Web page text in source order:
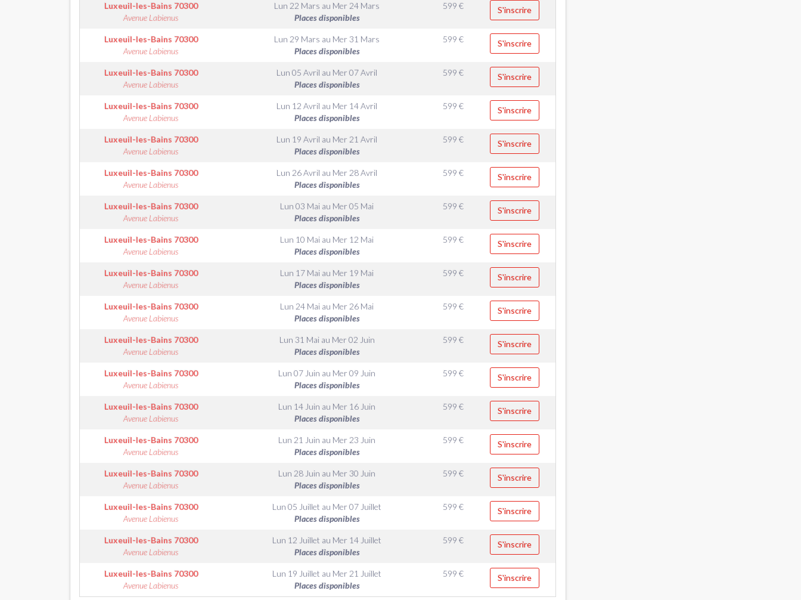
Luxeuil-les-Bains 70300
Avenue Labienus
Lun 22 Mars au Mer 24 Mars
Places disponibles
599 € S'inscrire
Luxeuil-les-Bains 70300
Avenue Labienus
Lun 29 Mars au Mer 31 Mars
Places disponibles
599 € S'inscrire
Luxeuil-les-Bains 70300
Avenue Labienus
Lun 05 Avril au Mer 07 Avril
Places disponibles
599 € S'inscrire
Luxeuil-les-Bains 70300
Avenue Labienus
Lun 12 Avril au Mer 14 Avril
Places disponibles
599 € S'inscrire
Luxeuil-les-Bains 70300
Avenue Labienus
Lun 19 Avril au Mer 21 Avril
Places disponibles
599 € S'inscrire
Luxeuil-les-Bains 70300
Avenue Labienus
Lun 26 Avril au Mer 28 Avril
Places disponibles
599 € S'inscrire
Luxeuil-les-Bains 70300
Avenue Labienus
Lun 03 Mai au Mer 05 Mai
Places disponibles
599 € S'inscrire
Luxeuil-les-Bains 70300
Avenue Labienus
Lun 10 Mai au Mer 12 Mai
Places disponibles
599 € S'inscrire
Luxeuil-les-Bains 70300
Avenue Labienus
Lun 17 Mai au Mer 19 Mai
Places disponibles
599 € S'inscrire
Luxeuil-les-Bains 70300
Avenue Labienus
Lun 24 Mai au Mer 26 Mai
Places disponibles
599 € S'inscrire
Luxeuil-les-Bains 70300
Avenue Labienus
Lun 31 Maiau Mer 02 Juin
Places disponibles
599 € S'inscrire
Luxeuil-les-Bains 70300
Avenue Labienus
Lun 07 Juin au Mer 09 Juin
Places disponibles
599 € S'inscrire
Luxeuil-les-Bains 70300
Avenue Labienus
Lun 14 Juin au Mer 16 Juin
Places disponibles
599 € S'inscrire
Luxeuil-les-Bains 70300
Avenue Labienus
Lun 21 Juin au Mer 23 Juin
Places disponibles
599 € S'inscrire
Luxeuil-les-Bains 70300
Avenue Labienus
Lun 28 Juin au Mer 30 Juin
Places disponibles
599 € S'inscrire
Luxeuil-les-Bains 70300
Avenue Labienus
Lun 05 Juillet au Mer 07 Juillet
Places disponibles
599 € S'inscrire
Luxeuil-les-Bains 70300
Avenue Labienus
Lun 12 Juillet au Mer 14 Juillet
Places disponibles
599 € S'inscrire
Luxeuil-les-Bains 70300
Avenue Labienus
Lun 19 Juillet au Mer 21 Juillet
Places disponibles
599 € S'inscrire